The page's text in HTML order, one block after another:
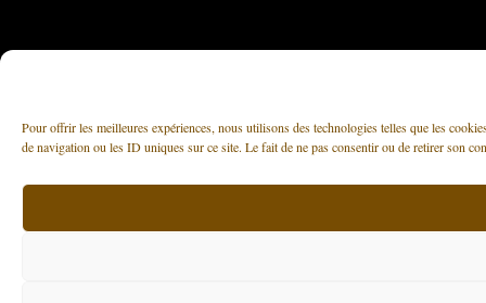
Pour offrir les meilleures expériences, nous utilisons des technologies telles que les
de navigation ou les ID uniques sur ce site. Le fait de ne pas consentir ou de retirer son